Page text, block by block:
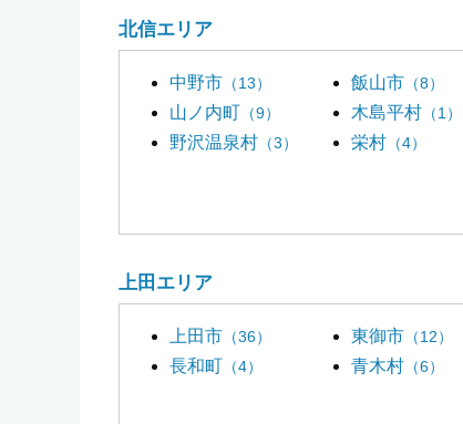
北信エリア
中野市 （13） 飯山市 （8）
山ノ内町 （9） 木島平村 （1）
野沢温泉村 （3） 栄村 （4）
上田エリア
上田市 （36） 東御市 （12）
長和町 （4） 青木村 （6）